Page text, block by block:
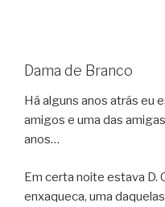
Dama de Branco
Há alguns anos atrás eu
amigos e uma das
anos…
Em certa noite estava D.
enxaqueca, uma